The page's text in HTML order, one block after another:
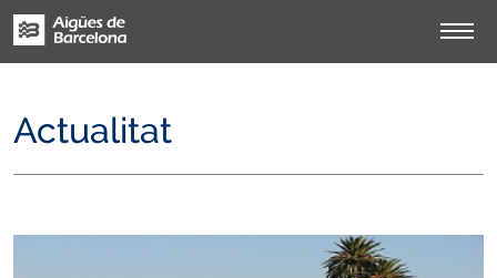
Actualitat